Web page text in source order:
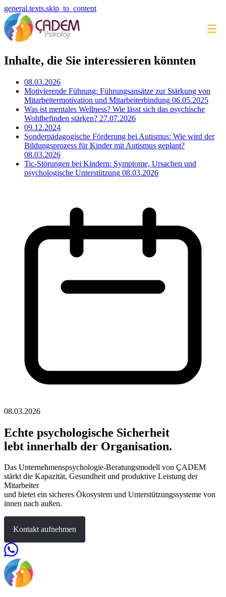
general.texts.skip_to_content
Inhalte, die Sie interessieren könnten
08.03.2026
Motivierende Führung: Führungsansätze zur Stärkung von
Mitarbeitermotivation und Mitarbeiterbindung 06.05.2025
Was ist mentales Wellness? Wie lässt sich das psychische
Wohlbefinden stärken? 27.07.2026
09.12.2024
Sonderpädagogische Förderung bei Autismus: Wie wird der
Bildungsprozess für Kinder mit Autismus geplant?
08.03.2026
Tic-Störungen bei Kindern: Symptome, Ursachen und
psychologische Unterstützung 08.03.2026
08.03.2026
Echte psychologische Sicherheit
lebt innerhalb der Organisation.
Das Unternehmenspsychologie-Beratungsmodell von ÇADEM
stärkt die Kapazität, Gesundheit und produktive Leistung der
Mitarbeiter
und bietet ein sicheres Ökosystem und Unterstützungssysteme von
innen nach außen.
Kontakt aufnehmen